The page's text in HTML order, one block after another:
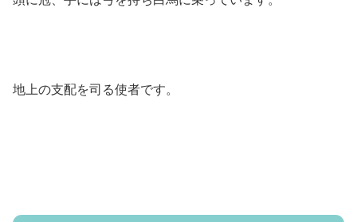
地上の支配を司る使者です。